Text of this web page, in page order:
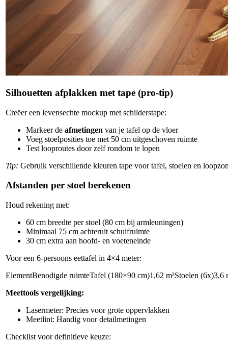
Silhouetten afplakken met tape (pro-tip)
Creëer een levensechte mockup met schilderstape:
Markeer de afmetingen van je tafel op de vloer
Voeg stoelposities toe met 50 cm uitgeschoven ruimte
Test looproutes door zelf rondom te lopen
Tip: Gebruik verschillende kleuren tape voor tafel, stoelen en
Afstanden per stoel berekenen
Houd rekening met:
60 cm breedte per stoel (80 cm bij armleuningen)
Minimaal 75 cm achteruit schuifruimte
30 cm extra aan hoofd- en voeteneinde
Voor een 6-persoons eettafel in 4×4 meter:
ElementBenodigde ruimteTafel (180×90 cm)1,62 m²Stoelen (6x)3,6
Meettools vergelijking:
Lasermeter: Precies voor grote oppervlakken
Meetlint: Handig voor detailmetingen
Checklist voor definitieve keuze: